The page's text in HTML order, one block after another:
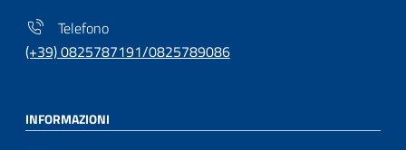
Telefono
(+39) 0825787191/0825789086
INFORMAZIONI